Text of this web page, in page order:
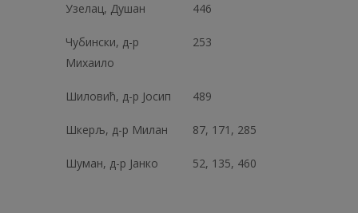
Узелац, Душан 446
Чубински, д-р
Михаило
253
Шиловић, д-р Јосип 489
Шкерљ, д-р Милан 87, 171, 285
Шуман, д-р Јанко 52, 135, 460